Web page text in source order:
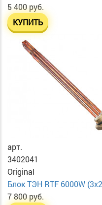
5 400 руб.
КУПИТЬ
арт.
3402041
Original
Блок ТЭН RTF 6000W
7 800 руб.